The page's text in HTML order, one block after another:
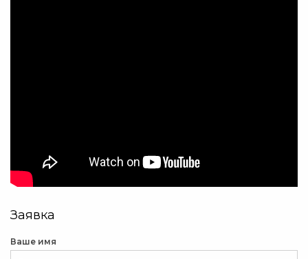
Заявка
Ваше имя